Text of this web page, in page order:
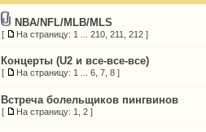
NBA/NFL/MLB/MLS
[ На страницу: 1 ...210 ,211 ,212 ]
Концерты (U2 и все-все-все)
[ На страницу: 1 ...6 ,7 ,8 ]
Встреча болельщиков пингвинов
[ На страницу: 1 ,2 ]